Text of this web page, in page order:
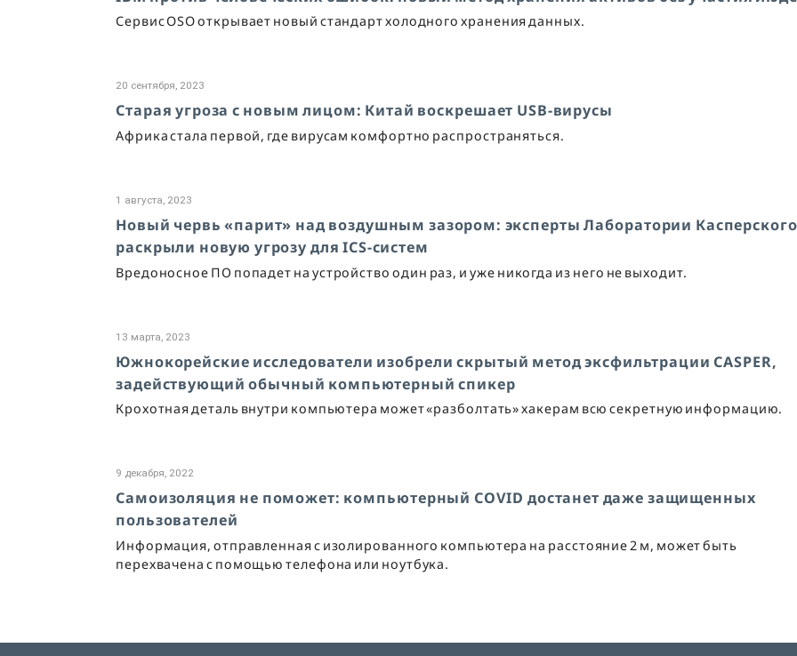
Сервис OSO открывает новый стандарт холодного хранения данных.
20 сентября, 2023
Старая угроза с новым лицом: Китай воскрешает USB-вирусы
Африка стала первой, где вирусам комфортно распространяться.
1 августа, 2023
Новый червь «парит» над воздушным зазором: эксперты Лаборатории Касперского
раскрыли новую угрозу для ICS-систем
Вредоносное ПО попадет на устройство один раз, и уже никогда из него не выходит.
13 марта, 2023
Южнокорейские исследователи изобрели скрытый метод эксфильтрации CASPER,
задействующий обычный компьютерный спикер
Крохотная деталь внутри компьютера может «разболтать» хакерам всю секретную информацию.
9 декабря, 2022
Самоизоляция не поможет: компьютерный COVID достанет даже защищенных
пользователей
Информация, отправленная с изолированного компьютера на расстояние 2 м, может быть
перехвачена с помощью телефона или ноутбука.